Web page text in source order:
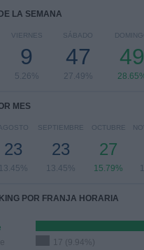
LA SEMANA
VIERNES
9
5.26%
SÁBADO
47
27.49%
49
MES
23
13.45%
SEPTIEMBRE
23
13.45%
OCTUBRE
27
15.79%
POR FRANJA HORARIA
17 (9.94%)